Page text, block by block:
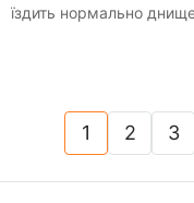
їздить нормально
1(current)
2 3